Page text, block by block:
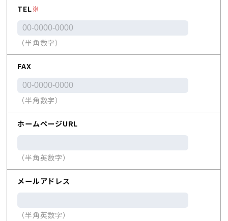
TEL※
（半角数字）
FAX
（半角数字）
ホームページURL
（半角英数字）
メールアドレス
（半角英数字）